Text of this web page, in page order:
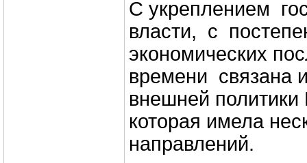
С укреплением
власти, с
экономических
времени связана
внешней
которая имела
направлений.